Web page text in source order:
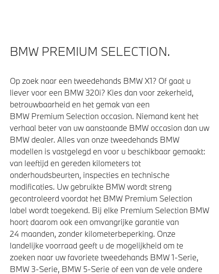
Kilometertacho
Variable Sport Steering
Veiligheid
Akoestische waarschuwing voor voetgangers
Actieve Voetgangersbescherming
BMW PREMIUM SELECTION.
Op zoek naar een tweedehands BMW X1? Of gaat u
liever voor een BMW 320i? Kies dan voor zekerheid,
betrouwbaarheid en het gemak van een
BMW Premium Selection occasion. Niemand kent het
verhaal beter van uw aanstaande BMW occasion dan uw
BMW dealer. Alles van onze tweedehands BMW
modellen is vastgelegd en voor u beschikbaar gemaakt:
van leeftijd en gereden kilometers tot
onderhoudsbeurten, inspecties en technische
modificaties. Uw gebruikte BMW wordt streng
gecontroleerd voordat het BMW Premium Selection
label wordt toegekend. Bij elke Premium Selection BMW
hoort daarom ook een omvangrijke garantie van
24 maanden, zonder kilometerbeperking. Onze
landelijke voorraad geeft u de mogelijkheid om te
zoeken naar uw favoriete tweedehands BMW 1-Serie,
BMW 3-Serie, BMW 5-Serie of een van de vele andere